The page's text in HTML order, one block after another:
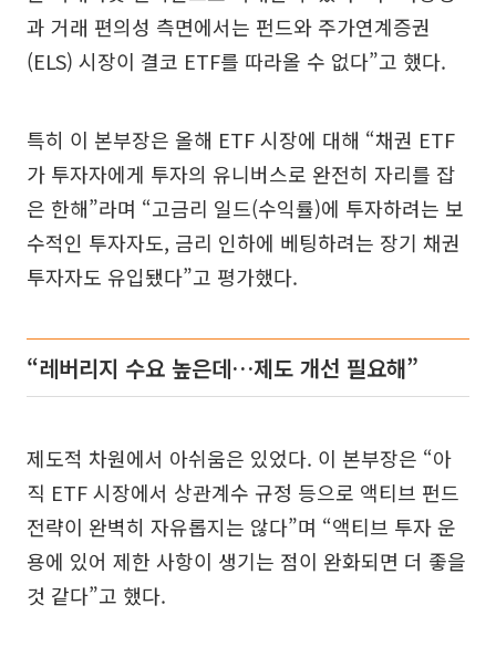
과 거래 편의성 측면에서는 펀드와 주가연계증권
(ELS) 시장이 결코 ETF를 따라올 수 없다”고 했다.
특히 이 본부장은 올해 ETF 시장에 대해 “채권 ETF
가 투자자에게 투자의 유니버스로 완전히 자리를 잡
은 한해”라며 “고금리 일드(수익률)에 투자하려는 보
수적인 투자자도, 금리 인하에 베팅하려는 장기 채권
투자자도 유입됐다”고 평가했다.
“레버리지 수요 높은데…제도 개선 필요해”
제도적 차원에서 아쉬움은 있었다. 이 본부장은 “아
직 ETF 시장에서 상관계수 규정 등으로 액티브 펀드
전략이 완벽히 자유롭지는 않다”며 “액티브 투자 운
용에 있어 제한 사항이 생기는 점이 완화되면 더 좋을
것 같다”고 했다.